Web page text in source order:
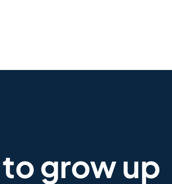
grow up